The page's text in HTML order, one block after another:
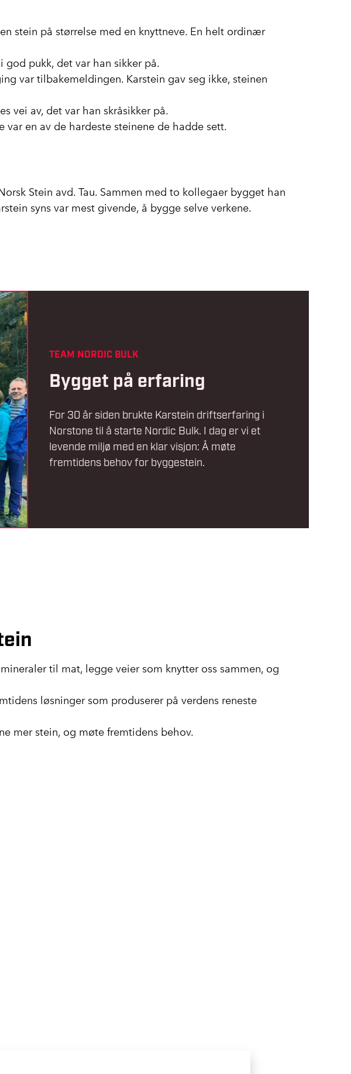
stein på størrelse med en knyttneve. En helt ordinær
pukk, det var han sikker på.
var tilbakemeldingen. Karstein gav seg ikke, steinen
vei av, det var han skråsikker på.
en av de hardeste steinene de hadde sett.
Stein avd. Tau. Sammen med to kollegaer bygget han
syns var mest givende, å bygge selve verkene.
TEAM NORDIC BULK
Bygget på erfaring
For 30 år siden brukte Karstein driftserfaring i
Norstone til å starte Nordic Bulk. I dag er vi et
levende miljø med en klar visjon: Å møte
fremtidens behov for byggestein.
til mat, legge veier som knytter oss sammen, og
løsninger som produserer på verdens reneste
mer stein, og møte fremtidens behov.